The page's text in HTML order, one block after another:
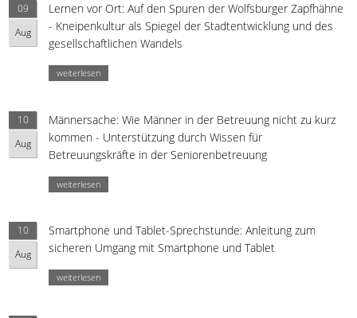
09
Aug
Lernen vor Ort: Auf den Spuren der Wolfsburger Zapfhähne
- Kneipenkultur als Spiegel der Stadtentwicklung und des
gesellschaftlichen Wandels
weiterlesen
10
Aug
Männersache: Wie Männer in der Betreuung nicht zu kurz
kommen - Unterstützung durch Wissen für
Betreuungskräfte in der Seniorenbetreuung
weiterlesen
10
Aug
Smartphone und Tablet-Sprechstunde: Anleitung zum
sicheren Umgang mit Smartphone und Tablet
weiterlesen